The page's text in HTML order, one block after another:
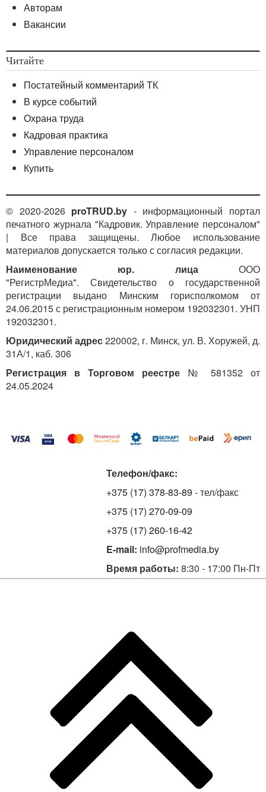
Авторам
Вакансии
Читайте
Постатейный комментарий ТК
В курсе событий
Охрана труда
Кадровая практика
Управление персоналом
Купить
© 2020-2026 proTRUD.by - информационный портал
печатного журнала "Кадровик. Управление персоналом"
| Все права защищены. Любое использование
материалов допускается только с согласия редакции.
Наименование юр. лицаООО
"РегистрМедиа". Свидетельство о государственной
регистрации выдано Минским горисполкомом от
24.06.2015 с регистрационным номером 192032301. УНП
192032301.
Юридический адрес220002, г. Минск, ул. В. Хоружей, д.
31А/1, каб. 306
Регистрация в Торговом реестре № 581352 от
24.05.2024
Телефон/факс:
+375 (17) 378-83-89 - тел/факс
+375 (17) 270-09-09
+375 (17) 260-16-42
E-mail: info@profmedia.by
Время работы: 8:30 - 17:00 Пн-Пт